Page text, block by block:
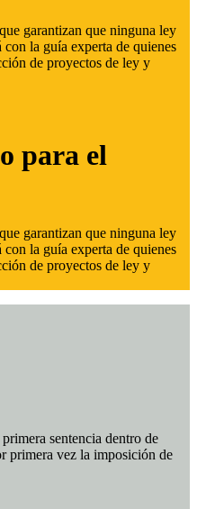
garantizan que ninguna ley
la guía experta de quienes
de proyectos de ley y
para el
garantizan que ninguna ley
la guía experta de quienes
de proyectos de ley y
sentencia dentro de
primera vez la imposición de